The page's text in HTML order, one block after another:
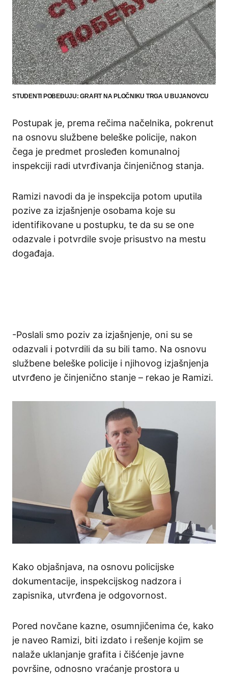
STUDENTI POBEĐUJU: GRAFIT NA PLOČNIKU TRGA U BUJANOVCU
Postupak je, prema rečima načelnika, pokrenut
na osnovu službene beleške policije, nakon
čega je predmet prosleđen komunalnoj
inspekciji radi utvrđivanja činjeničnog stanja.
Ramizi navodi da je inspekcija potom uputila
pozive za izjašnjenje osobama koje su
identifikovane u postupku, te da su se one
odazvale i potvrdile svoje prisustvo na mestu
događaja.
-Poslali smo poziv za izjašnjenje, oni su se
odazvali i potvrdili da su bili tamo. Na osnovu
službene beleške policije i njihovog izjašnjenja
utvrđeno je činjenično stanje – rekao je Ramizi.
Kako objašnjava, na osnovu policijske
dokumentacije, inspekcijskog nadzora i
zapisnika, utvrđena je odgovornost.
Pored novčane kazne, osumnjičenima će, kako
je naveo Ramizi, biti izdato i rešenje kojim se
nalaže uklanjanje grafita i čišćenje javne
površine, odnosno vraćanje prostora u